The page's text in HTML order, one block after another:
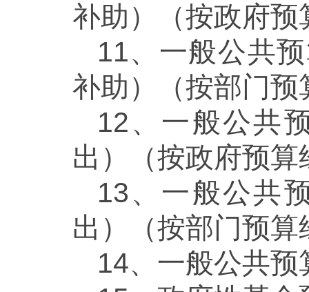
补助）（按政府预
11、一般公共
补助）（按部门预
12、一般公共
出）（按政府预算
13、一般公共
出）（按部门预算
14、一般公共预